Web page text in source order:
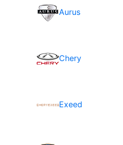
Aurus
Chery
Exeed